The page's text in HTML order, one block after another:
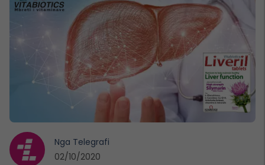
Nga Telegrafi
02/10/2020